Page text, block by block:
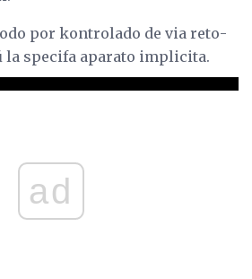
por kontrolado de via reto-
la specifa aparato implicita.
ad